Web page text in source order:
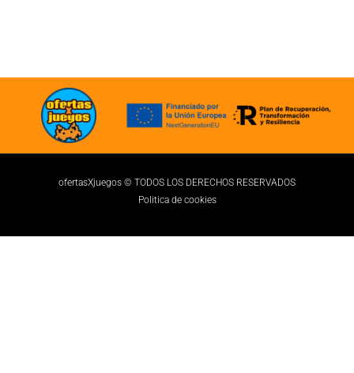
ofertasXjuegos © TODOS LOS DERECHOS RESERVADOS
Politica de cookies